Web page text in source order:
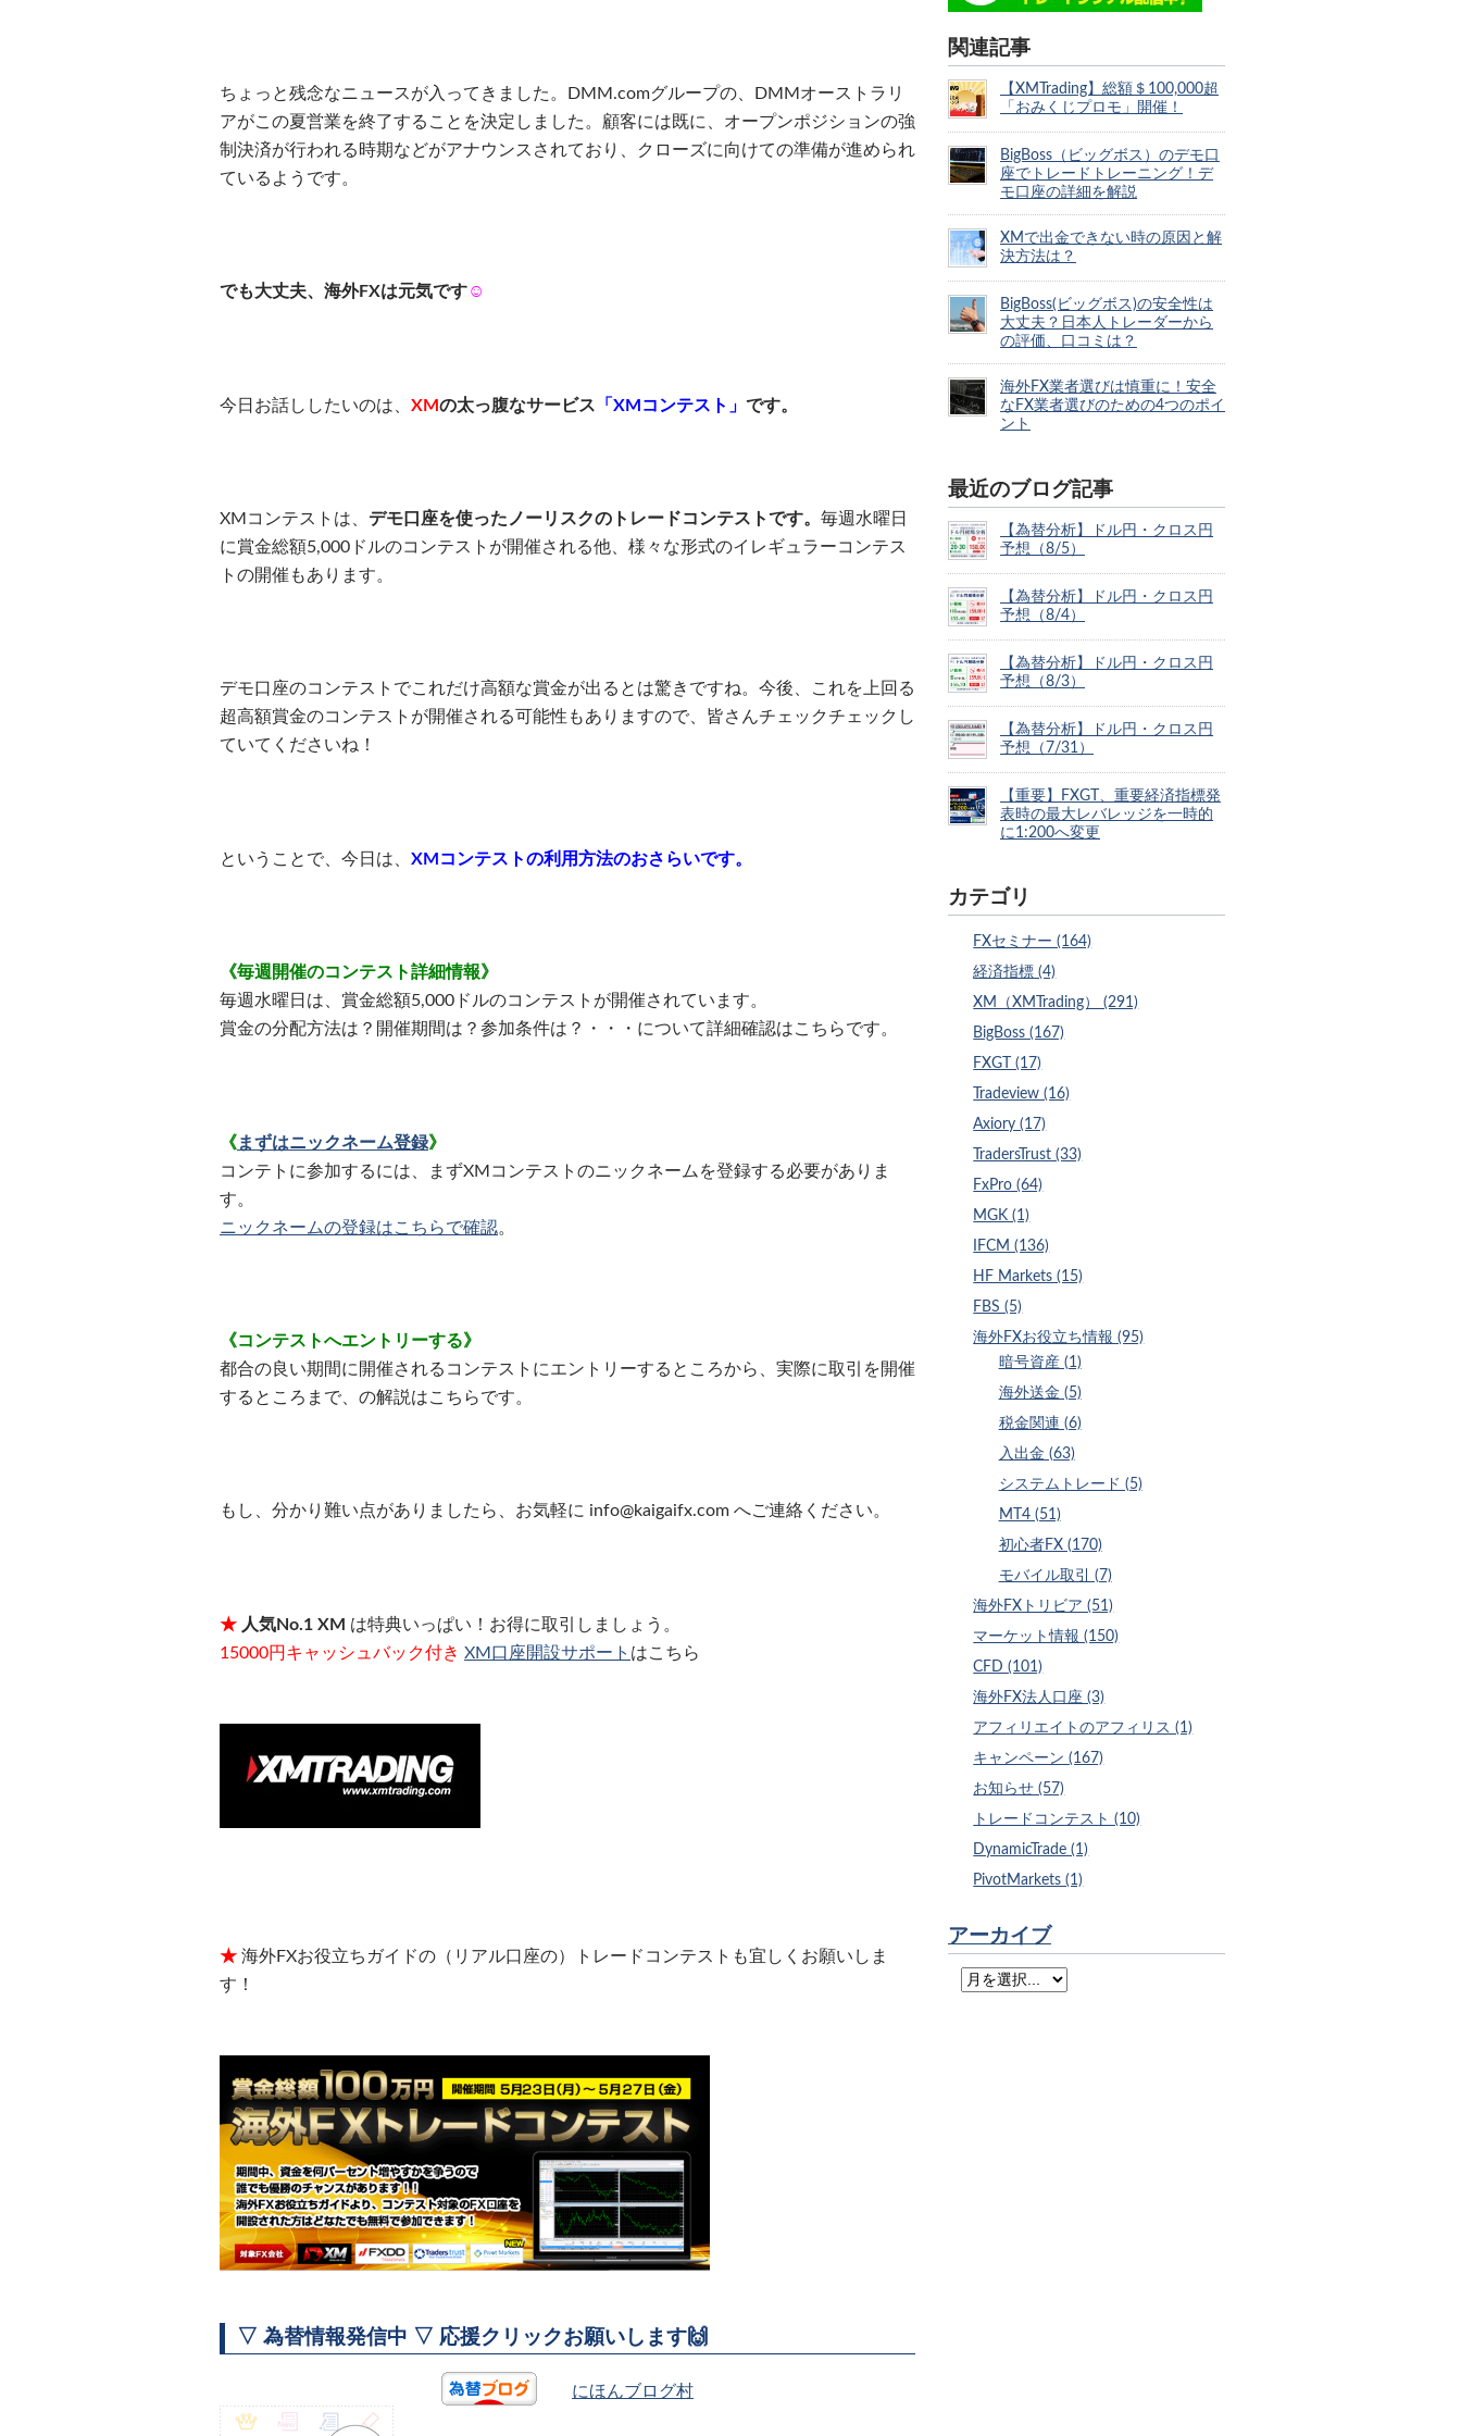
ちょっと残念なニュースが入ってきました。DMM.comグループの、DMMオーストラリ
アがこの夏営業を終了することを決定しました。顧客には既に、オープンポジションの強
制決済が行われる時期などがアナウンスされており、クローズに向けての準備が進められ
ているようです。
でも大丈夫、海外FXは元気です☺︎
今日お話ししたいのは、 XMの太っ腹なサービス 「XMコンテスト」 です。
XMコンテストは、 デモ口座を使ったノーリスクのトレードコンテストです。 毎週水曜日
に賞金総額5,000ドルのコンテストが開催される他、様々な形式のイレギュラーコンテス
トの開催もあります。
デモ口座のコンテストでこれだけ高額な賞金が出るとは驚きですね。今後、これを上回る
超高額賞金のコンテストが開催される可能性もありますので、皆さんチェックチェックし
ていてくださいね！
ということで、今日は、 XMコンテストの利用方法のおさらいです。
《毎週開催のコンテスト詳細情報》
毎週水曜日は、賞金総額5,000ドルのコンテストが開催されています。
賞金の分配方法は？開催期間は？参加条件は？・・・について詳細確認はこちらです。
《まずはニックネーム登録》
コンテトに参加するには、まずXMコンテストのニックネームを登録する必要がありま
す。
ニックネームの登録はこちらで確認。
《コンテストへエントリーする》
都合の良い期間に開催されるコンテストにエントリーするところから、実際に取引を開催
するところまで、の解説はこちらです。
もし、分かり難い点がありましたら、お気軽に info@kaigaifx.com へご連絡ください。
★ 人気No.1 XM は特典いっぱい！お得に取引しましょう。
15000円キャッシュバック付き XM口座開設サポート はこちら
★ 海外FXお役立ちガイドの（リアル口座の）トレードコンテストも宜しくお願いしま
す！
▽ 為替情報発信中 ▽ 応援クリックお願いします🙌
にほんブログ村
関連記事
【XMTrading】総額＄100,000超
「おみくじプロモ」開催！
BigBoss（ビッグボス）のデモ口
座でトレードトレーニング！デ
モ口座の詳細を解説
XMで出金できない時の原因と解
決方法は？
BigBoss(ビッグボス)の安全性は
大丈夫？日本人トレーダーから
の評価、口コミは？
海外FX業者選びは慎重に！安全
なFX業者選びのための4つのポイ
ント
最近のブログ記事
【為替分析】ドル円・クロス円
予想（8/5）
【為替分析】ドル円・クロス円
予想（8/4）
【為替分析】ドル円・クロス円
予想（8/3）
【為替分析】ドル円・クロス円
予想（7/31）
【重要】FXGT、重要経済指標発
表時の最大レバレッジを一時的
に1:200へ変更
カテゴリ
FXセミナー (164)
経済指標 (4)
XM（XMTrading） (291)
BigBoss (167)
FXGT (17)
Tradeview (16)
Axiory (17)
TradersTrust (33)
FxPro (64)
MGK (1)
IFCM (136)
HF Markets (15)
FBS (5)
海外FXお役立ち情報 (95)
暗号資産 (1)
海外送金 (5)
税金関連 (6)
入出金 (63)
システムトレード (5)
MT4 (51)
初心者FX (170)
モバイル取引 (7)
海外FXトリビア (51)
マーケット情報 (150)
CFD (101)
海外FX法人口座 (3)
アフィリエイトのアフィリス (1)
キャンペーン (167)
お知らせ (57)
トレードコンテスト (10)
DynamicTrade (1)
PivotMarkets (1)
アーカイブ